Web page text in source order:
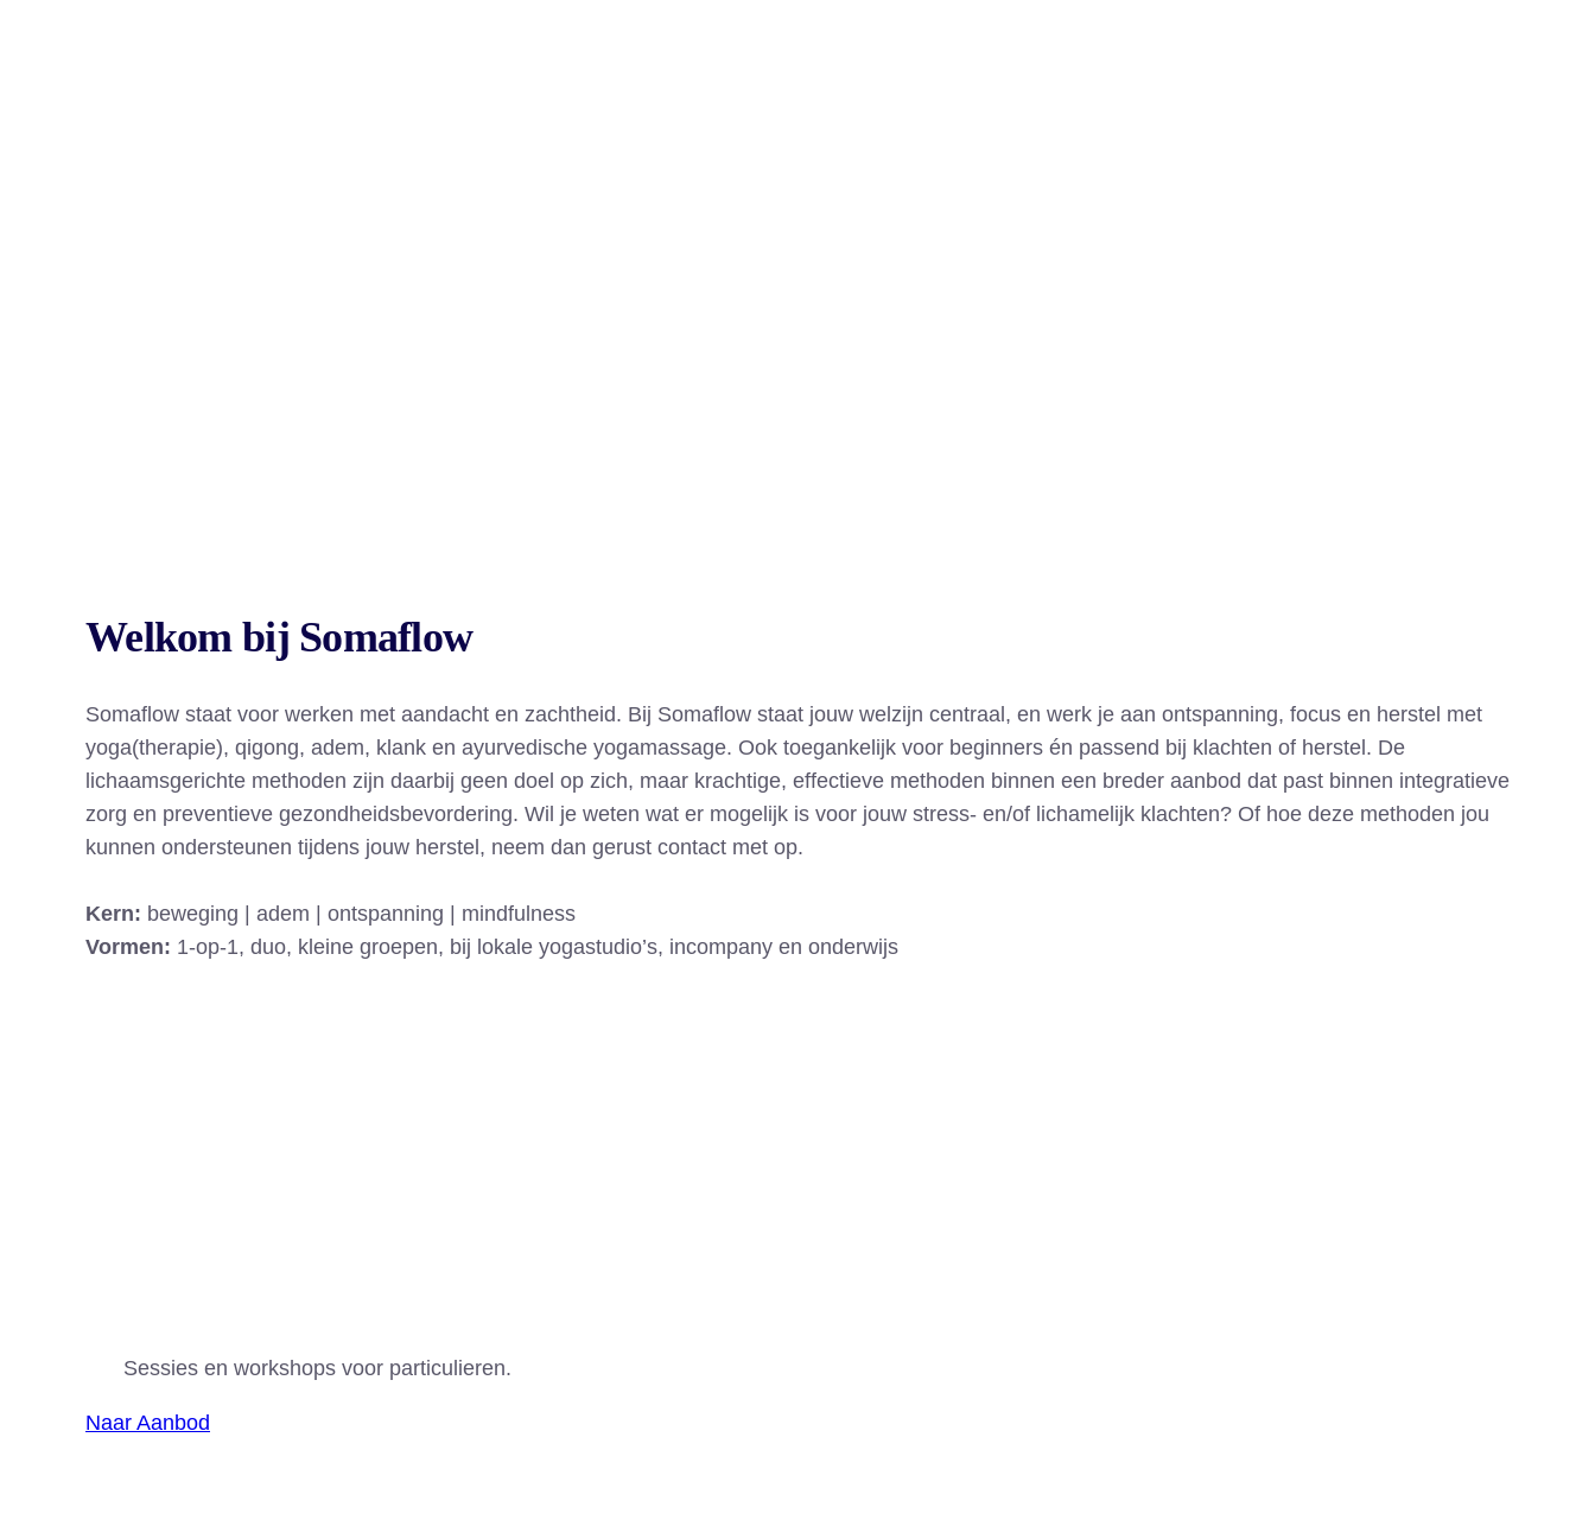
Welkom bij Somaflow
Somaflow staat voor werken met aandacht en zachtheid. Bij Somaflow staat jouw welzijn centraal, en werk je aan ontspanning, focus en herstel met
yoga(therapie), qigong, adem, klank en ayurvedische yogamassage. Ook toegankelijk voor beginners én passend bij klachten of herstel. De
lichaamsgerichte methoden zijn daarbij geen doel op zich, maar krachtige, effectieve methoden binnen een breder aanbod dat past binnen integratieve
zorg en preventieve gezondheidsbevordering. Wil je weten wat er mogelijk is voor jouw stress- en/of lichamelijk klachten? Of hoe deze methoden jou
kunnen ondersteunen tijdens jouw herstel, neem dan gerust contact met op.
Kern: beweging | adem | ontspanning | mindfulness
Vormen: 1-op-1, duo, kleine groepen, bij lokale yogastudio’s, incompany en onderwijs
Sessies en workshops voor particulieren.
Naar Aanbod